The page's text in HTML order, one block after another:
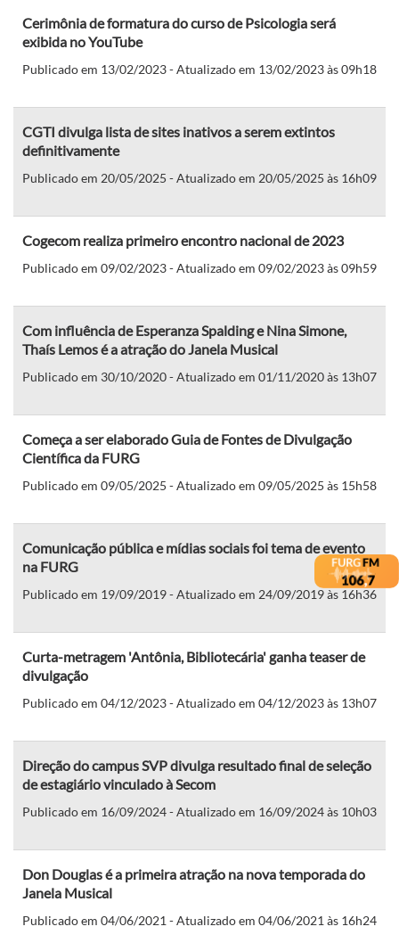
Cerimônia de formatura do curso de Psicologia será
exibida no YouTube
Publicado em 13/02/2023 - Atualizado em 13/02/2023 às 09h18
CGTI divulga lista de sites inativos a serem extintos
definitivamente
Publicado em 20/05/2025 - Atualizado em 20/05/2025 às 16h09
Cogecom realiza primeiro encontro nacional de 2023
Publicado em 09/02/2023 - Atualizado em 09/02/2023 às 09h59
Com influência de Esperanza Spalding e Nina Simone,
Thaís Lemos é a atração do Janela Musical
Publicado em 30/10/2020 - Atualizado em 01/11/2020 às 13h07
Começa a ser elaborado Guia de Fontes de Divulgação
Científica da FURG
Publicado em 09/05/2025 - Atualizado em 09/05/2025 às 15h58
Comunicação pública e mídias sociais foi tema de evento
na FURG
Publicado em 19/09/2019 - Atualizado em 24/09/2019 às 16h36
Curta-metragem 'Antônia, Bibliotecária' ganha teaser de
divulgação
Publicado em 04/12/2023 - Atualizado em 04/12/2023 às 13h07
Direção do campus SVP divulga resultado final de seleção
de estagiário vinculado à Secom
Publicado em 16/09/2024 - Atualizado em 16/09/2024 às 10h03
Don Douglas é a primeira atração na nova temporada do
Janela Musical
Publicado em 04/06/2021 - Atualizado em 04/06/2021 às 16h24